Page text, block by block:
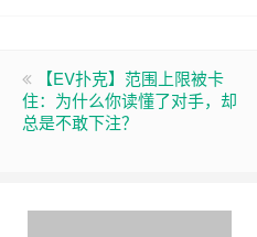
【EV扑克】范围上限被卡
住：为什么你读懂了对手，却
总是不敢下注？